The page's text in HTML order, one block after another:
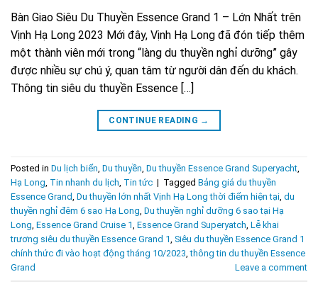
Bàn Giao Siêu Du Thuyền Essence Grand 1 – Lớn Nhất trên
Vịnh Hạ Long 2023 Mới đây, Vịnh Hạ Long đã đón tiếp thêm
một thành viên mới trong “làng du thuyền nghỉ dưỡng” gây
được nhiều sự chú ý, quan tâm từ người dân đến du khách.
Thông tin siêu du thuyền Essence […]
CONTINUE READING →
Posted in Du lịch biển, Du thuyền, Du thuyền Essence Grand Superyacht,
Hạ Long, Tin nhanh du lịch, Tin tức | Tagged Bảng giá du thuyền
Essence Grand, Du thuyền lớn nhất Vịnh Hạ Long thời điểm hiện tại, du
thuyền nghỉ đêm 6 sao Hạ Long, Du thuyền nghỉ dưỡng 6 sao tại Hạ
Long, Essence Grand Cruise 1, Essence Grand Superyatch, Lễ khai
trương siêu du thuyền Essence Grand 1, Siêu du thuyền Essence Grand 1
chính thức đi vào hoạt động tháng 10/2023,thông tin du thuyền Essence
Grand
Leave a comment